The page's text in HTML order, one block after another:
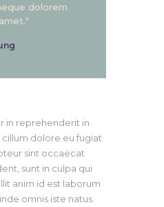
dolorem
in reprehenderit in
dolore eu fugiat
sint occaecat
sunt in culpa qui
anim id est laborum
omnis iste natus.